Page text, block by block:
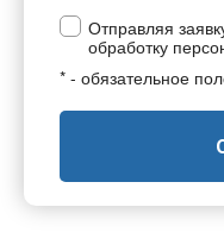
Отправляя
обработку
* - обязательное